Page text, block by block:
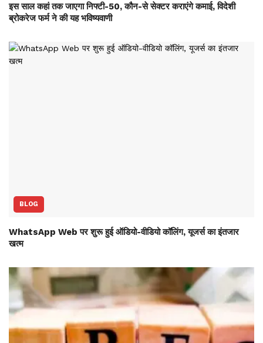
इस साल कहां तक जाएगा निफ्टी-50, कौन-से सेक्‍टर कराएंगे कमाई, विदेशी
ब्रोकरेज फर्म ने की यह भविष्‍यवाणी
BLOG
WhatsApp Web पर शुरू हुई ऑडियो-वीडियो कॉलिंग, यूजर्स का इंतजार
खत्म